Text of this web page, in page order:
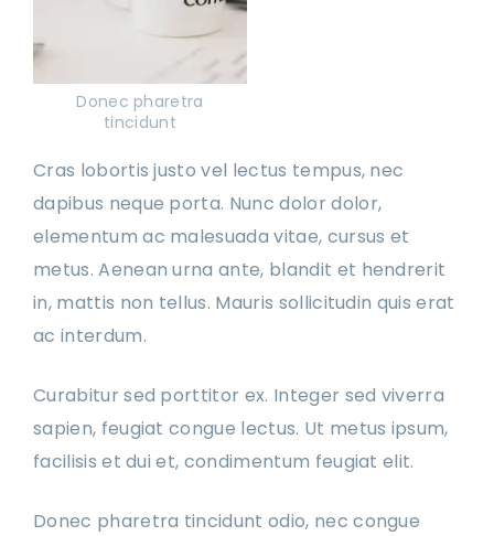
Donec pharetra
tincidunt
Cras lobortis justo vel lectus tempus, nec
dapibus neque porta. Nunc dolor dolor,
elementum ac malesuada vitae, cursus et
metus. Aenean urna ante, blandit et hendrerit
in, mattis non tellus. Mauris sollicitudin quis erat
ac interdum.
Curabitur sed porttitor ex. Integer sed viverra
sapien, feugiat congue lectus. Ut metus ipsum,
facilisis et dui et, condimentum feugiat elit.
Donec pharetra tincidunt odio, nec congue